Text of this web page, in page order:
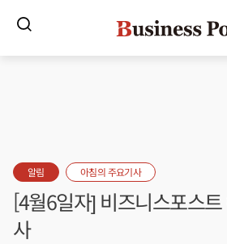
알림 아침의 주요기사
[4월6일자] 비즈니스포스
사